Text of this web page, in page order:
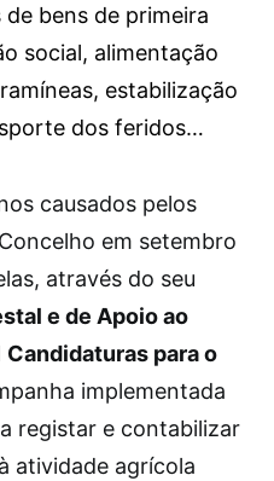
bens de primeira
social, alimentação
estabilização
dos feridos…
causados pelos
em setembro
através do seu
e de Apoio ao
Candidaturas para o
implementada
registar e contabilizar
atividade agrícola